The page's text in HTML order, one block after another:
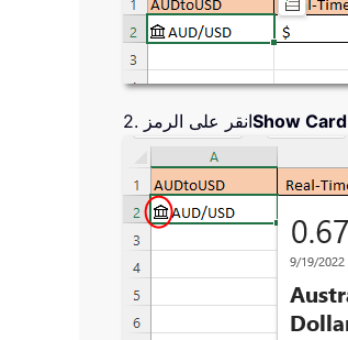
2. انقر على الرمزShow Card